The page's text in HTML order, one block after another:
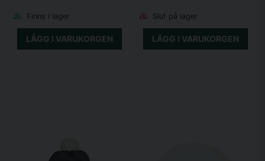
Finns i lager
LÄGG I VARUKORGEN
Slut på lager
LÄGG I VARUKORGEN